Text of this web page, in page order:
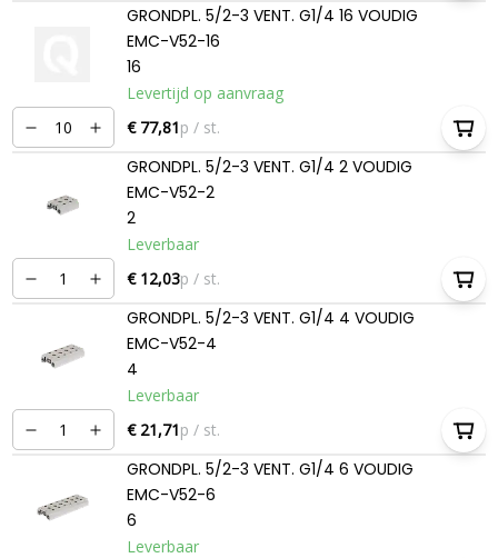
GRONDPL. 5/2-3 VENT. G1/4 16 VOUDIG
EMC-V52-16
16
Levertijd op aanvraag
€ 77,81p / st.
GRONDPL. 5/2-3 VENT. G1/4 2 VOUDIG
EMC-V52-2
2
Leverbaar
€ 12,03p / st.
GRONDPL. 5/2-3 VENT. G1/4 4 VOUDIG
EMC-V52-4
4
Leverbaar
€ 21,71p / st.
GRONDPL. 5/2-3 VENT. G1/4 6 VOUDIG
EMC-V52-6
6
Leverbaar